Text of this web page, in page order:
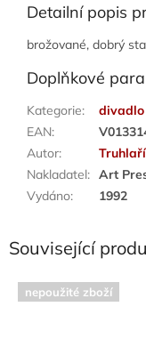
Detailní popis
brožované, dobrý
Doplňkové
Kategorie:
EAN:
Autor:
Nakladatel: Art
Vydáno: 1992
Související
nepoužité zboží